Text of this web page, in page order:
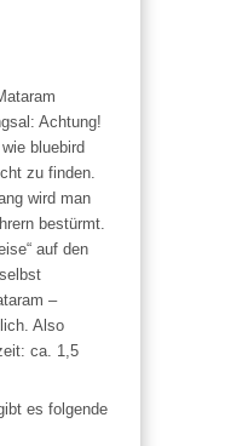
Achtung!
bluebird
zu finden.
wird man
bestürmt.
auf den
–
Also
ca. 1,5
es folgende